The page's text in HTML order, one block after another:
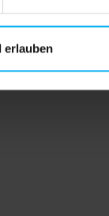
erlauben